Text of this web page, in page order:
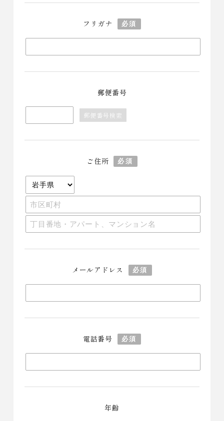
フリガナ 必須
郵便番号
郵便番号検索
ご住所 必須
メールアドレス 必須
電話番号 必須
年齢